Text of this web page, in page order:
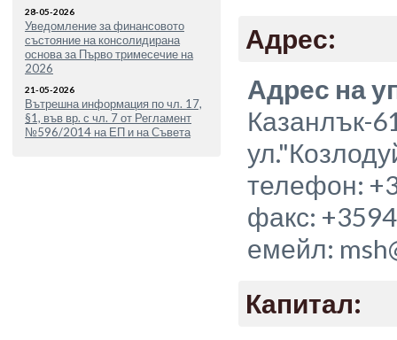
28-05-2026
Уведомление за финансовото
състояние на консолидирана
основа за Първо тримесечие на
2026
21-05-2026
Вътрешна информация по чл. 17,
§1, във вр. с чл. 7 от Регламент
№596/2014 на ЕП и на Съвета
Адрес:
Адрес на
Казанлък-
телефон:
факс:
емейл:
Капитал: